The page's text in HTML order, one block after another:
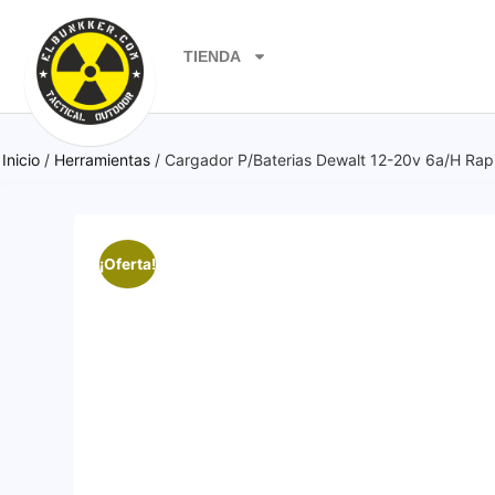
TIENDA
Inicio / Herramientas / Cargador P/Baterias Dewalt 12-20v 6a/H
¡Oferta!